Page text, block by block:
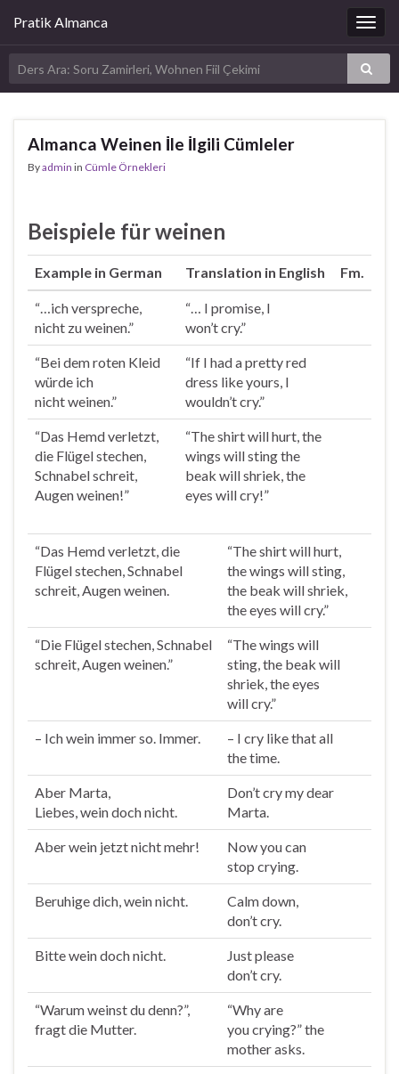
Pratik Almanca
Almanca Weinen İle İlgili Cümleler
Byadmin in Cümle Örnekleri
Beispiele für weinen
Example in German Translation in English Fm.
“…ich verspreche,
nicht zuweinen.”
“… I promise, I
won’tcry.”
“Bei dem roten Kleid
würde ich
nichtweinen.”
“If I had a pretty red
dress like yours, I
wouldn’tcry.”
“Das Hemd verletzt,
die Flügel stechen,
Schnabel schreit,
Augenweinen!”
“The shirt will hurt, the
wings will sting the
beak will shriek, the
eyes willcry!”
“Das Hemd verletzt, die
Flügel stechen, Schnabel
schreit, Augenweinen.
“The shirt will hurt,
the wings will sting,
the beak will shriek,
the eyes willcry.”
“Die Flügel stechen, Schnabel
schreit, Augenweinen.”
“The wings will
sting, the beak will
shriek, the eyes
willcry.”
– Ichwein immer so. Immer. – I cry like that all
the time.
Aber Marta,
Liebes,weindoch nicht.
Don’tcrymy dear
Marta.
Aberwein jetzt nicht mehr!
Now you can
stop crying.
Beruhige dich,weinnicht.
Calm down,
don’tcry.
Bitteweindoch nicht.
Just please
don’tcry.
“Warumweinstdu denn?”,
fragt die Mutter.
“Why are
youcrying?” the
mother asks.